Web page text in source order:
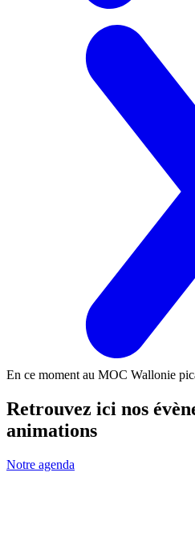
En ce moment au MOC Wallonie
Retrouvez ici nos
animations
Notre agenda